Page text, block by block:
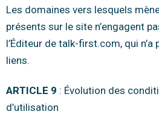
Les domaines vers lesquels
présents sur le site n’engagent
l’Éditeur de talk-first.com, qui
liens.
ARTICLE 9 : Évolution des
d’utilisation